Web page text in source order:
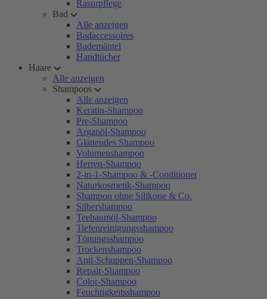
Rasurpflege
Bad
Alle anzeigen
Badaccessoires
Bademäntel
Handtücher
Haare
Alle anzeigen
Shampoos
Alle anzeigen
Keratin-Shampoo
Pre-Shampoo
Arganöl-Shampoo
Glättendes Shampoo
Volumenshampoo
Herren-Shampoo
2-in-1-Shampoo & -Conditioner
Naturkosmetik-Shampoo
Shampoo ohne Silikone & Co.
Silbershampoo
Teebaumöl-Shampoo
Tiefenreinigungsshampoo
Tönungsshampoo
Trockenshampoo
Anti-Schuppen-Shampoo
Repair-Shampoo
Color-Shampoo
Feuchtigkeitsshampoo